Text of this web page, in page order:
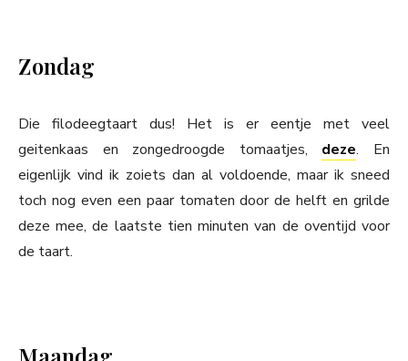
Zondag
Die filodeegtaart dus! Het is er eentje met veel
geitenkaas en zongedroogde tomaatjes, deze. En
eigenlijk vind ik zoiets dan al voldoende, maar ik sneed
toch nog even een paar tomaten door de helft en grilde
deze mee, de laatste tien minuten van de oventijd voor
de taart.